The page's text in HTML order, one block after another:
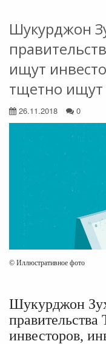
Шукурджон
ищут
тщетно ищут
26.11.2018 0
© Иллюстративное фото
Шукурджон
инвесторов,